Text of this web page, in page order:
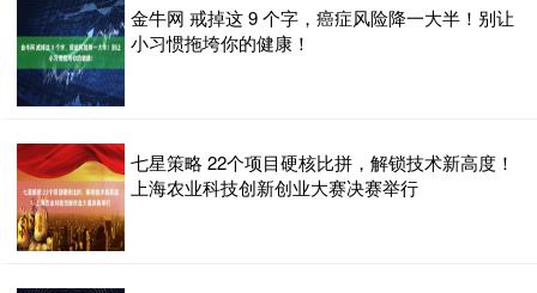
金牛网 戒掉这 9 个字，癌症风险降一大半！别让
小习惯拖垮你的健康！
七星策略 22个项目硬核比拼，解锁技术新高度！
上海农业科技创新创业大赛决赛举行